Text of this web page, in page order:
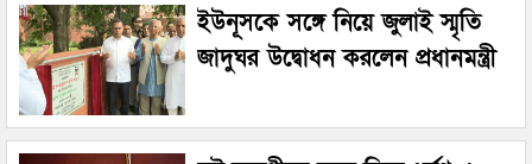
ইউনূসকে সঙ্গে নিয়ে জুলাই স্মৃতি
জাদুঘর উদ্বোধন করলেন প্রধানমন্ত্রী